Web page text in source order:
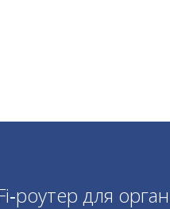
для